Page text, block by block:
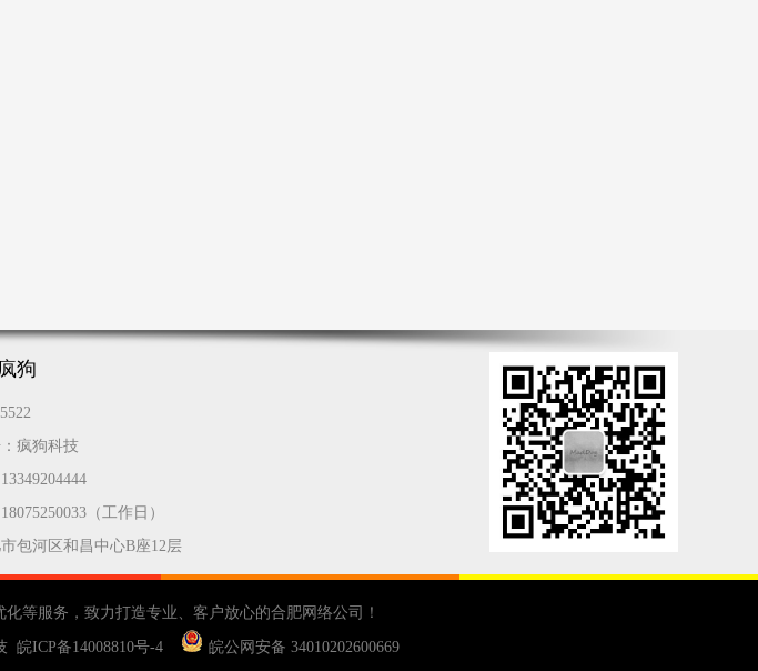
狗
疯狗科技
（工作日）
包河区和昌中心B座12层
化等服务，致力打造专业、客户放心的合肥网络公司 ！
皖ICP备14008810号-4 皖公网安备 34010202600669